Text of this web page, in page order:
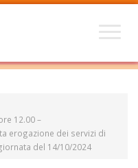
12.00 –
erogazione dei servizi di
del 14/10/2024